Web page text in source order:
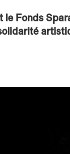
le Fonds